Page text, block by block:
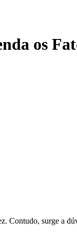
os
Contudo, surge a